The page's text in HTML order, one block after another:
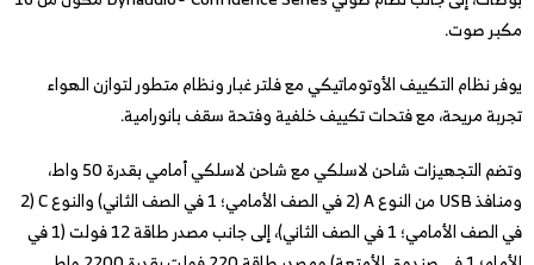
مكبر صوت.
يوفر نظام التكييف الأوتوماتيكي مع فلتر غبار ونظام متطور لتوازن الهواء
تجربة مريحة، مع فتحات تكييف خلفية وفتحة سقف بانورامية.
وتضم التجهيزات شاحن لاسلكي مع شاحن لاسلكي أمامي بقدرة 50 واط،
ومنافذ USB من النوع A (2 في الصف الأمامي؛ 1 في الصف الثاني) والنوع C (2
في الصف الأمامي؛ 1 في الصف الثاني)، إلى جانب مصدر طاقة 12 فولت (1 في